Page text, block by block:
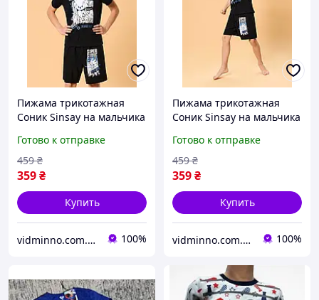
Пижама трикотажная
Соник Sinsay на мальчика
Готово к отправке
359₴
459 ₴
Купить
vidminno.com.ua - відмінний одяг для всієї родини 100%
Пижама трикотажная
Соник Sinsay на мальчика
Готово к отправке
359₴
459 ₴
Купить
vidminno.com.ua - відмінний одяг для всієї родини 100%